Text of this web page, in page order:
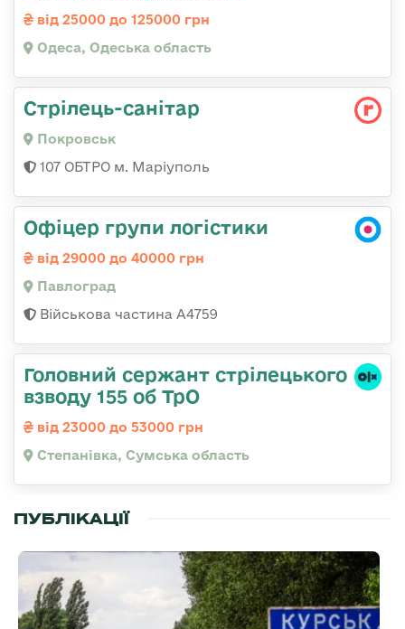
від 25000 до 125000 грн
Одеса, Одеська область
Стрілець-санітар
Покровськ
107 ОБТРО м. Маріуполь
Офіцер групи логістики
від 29000 до 40000 грн
Павлоград
Військова частина А4759
Головний сержант стрілецького
взводу 155 об ТрО
від 23000 до 53000 грн
Степанівка, Сумська область
ПУБЛІКАЦІЇ